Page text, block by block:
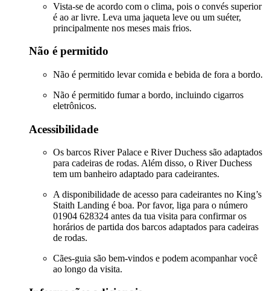
Vista-se de acordo com o clima, pois o convés superior
é ao ar livre. Leva uma jaqueta leve ou um suéter,
principalmente nos meses mais frios.
Não é permitido
Não é permitido levar comida e bebida de fora a bordo.
Não é permitido fumar a bordo, incluindo cigarros
eletrônicos.
Acessibilidade
Os barcos River Palace e River Duchess são adaptados
para cadeiras de rodas. Além disso, o River Duchess
tem um banheiro adaptado para cadeirantes.
A disponibilidade de acesso para cadeirantes no King’s
Staith Landing é boa. Por favor, liga para o número
01904 628324 antes da tua visita para confirmar os
horários de partida dos barcos adaptados para cadeiras
de rodas.
Cães-guia são bem-vindos e podem acompanhar você
ao longo da visita.